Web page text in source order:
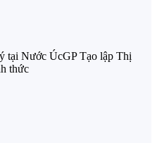
tại Nước ÚcGP Tạo lập Thị
thức